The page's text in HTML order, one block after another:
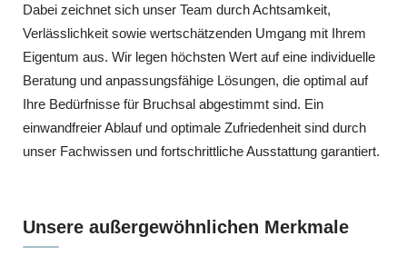
Dabei zeichnet sich unser Team durch Achtsamkeit,
Verlässlichkeit sowie wertschätzenden Umgang mit Ihrem
Eigentum aus. Wir legen höchsten Wert auf eine individuelle
Beratung und anpassungsfähige Lösungen, die optimal auf
Ihre Bedürfnisse für Bruchsal abgestimmt sind. Ein
einwandfreier Ablauf und optimale Zufriedenheit sind durch
unser Fachwissen und fortschrittliche Ausstattung garantiert.
Unsere außergewöhnlichen Merkmale